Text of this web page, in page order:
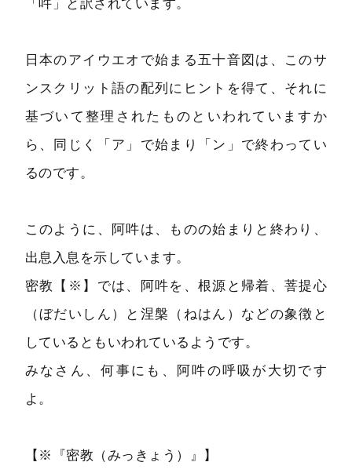
「吽」と訳されています。
日本のアイウエオで始まる五十音図は、このサ
ンスクリット語の配列にヒントを得て、それに
基づいて整理されたものといわれていますか
ら、同じく「ア」で始まり「ン」で終わってい
るのです。
このように、阿吽は、ものの始まりと終わり、
出息入息を示しています。
密教【※】では、阿吽を、根源と帰着、菩提心
（ぼだいしん）と涅槃（ねはん）などの象徴と
しているともいわれているようです。
みなさん、何事にも、阿吽の呼吸が大切です
よ。
【※『密教（みっきょう）』】